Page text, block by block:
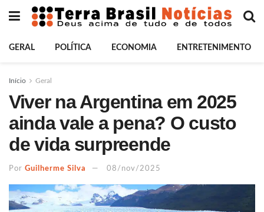
GERAL POLÍTICA ECONOMIA ENTRETENIMENTO
Início Geral
Viver na Argentina em 2025
ainda vale a pena? O custo
de vida surpreende
Por Guilherme Silva 08/nov/2025